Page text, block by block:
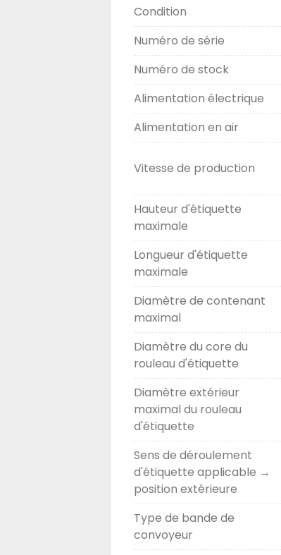
Condition
Numéro de série
Numéro de stock
Alimentation électrique
Alimentation en air
Vitesse de production
Hauteur d'étiquette
maximale
Longueur d'étiquette
maximale
Diamètre de contenant
maximal
Diamètre du core du
rouleau d'étiquette
Diamètre extérieur
maximal du rouleau
d'étiquette
Sens de déroulement
d'étiquette applicable →
position extérieure
Type de bande de
convoyeur